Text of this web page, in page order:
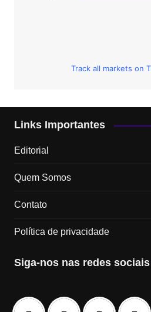
Track all markets on
Links Importantes
Editorial
Quem Somos
Contato
Política de privacidade
Siga-nos nas redes sociais